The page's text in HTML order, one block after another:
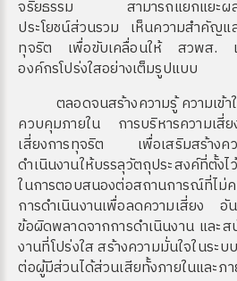
จริยธรรม สามารถแยกแยะผลป
ประโยชน์ส่วนรวม เห็นความสำคัญแ
ทุจริต เพื่อขับเคลื่อนให้ สวพส. เ
องค์กรโปร่งใสอย่างเต็มรูปแบบ
ตลอดจนสร้างความรู้ ความเข้า
ควบคุมภายใน การบริหารความเสี่
เสี่ยงการทุจริต เพื่อเสริมสร้างคว
ดำเนินงานให้บรรลุวัตถุประสงค์ที่ตั้
ในการตอบสนองต่อสถานการณ์ที่ไ
การดำเนินงานเพื่อลดความเสี่ยง อั
ข้อผิดพลาดจากการดำเนินงาน และ
งานที่โปร่งใส สร้างความมั่นใจในระ
ต่อผู้มีส่วนได้ส่วนเสียทั้งภายในและภ